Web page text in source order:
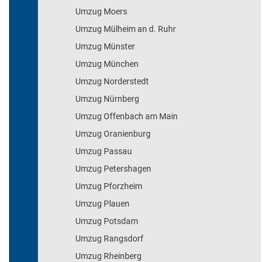
Umzug Moers
Umzug Mülheim an d. Ruhr
Umzug Münster
Umzug München
Umzug Norderstedt
Umzug Nürnberg
Umzug Offenbach am Main
Umzug Oranienburg
Umzug Passau
Umzug Petershagen
Umzug Pforzheim
Umzug Plauen
Umzug Potsdam
Umzug Rangsdorf
Umzug Rheinberg